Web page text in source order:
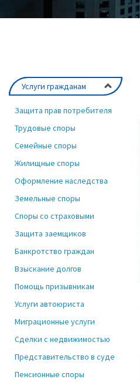
Услуги гражданам
Защита прав потребителя
Трудовые споры
Семейные споры
Жилищные споры
Оформление наследства
Земельные споры
Споры со страховыми
Защита заемщиков
Банкротство граждан
Взыскание долгов
Помощь призывникам
Услуги автоюриста
Миграционные услуги
Сделки с недвижимостью
Представительство в суде
Пенсионные споры